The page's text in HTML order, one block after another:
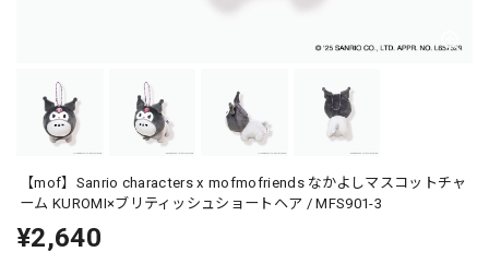
【mof】Sanrio characters x mofmofriends なかよしマスコットチャ
ーム KUROMI×ブリティッシュショートヘア / MFS901-3
¥2,640